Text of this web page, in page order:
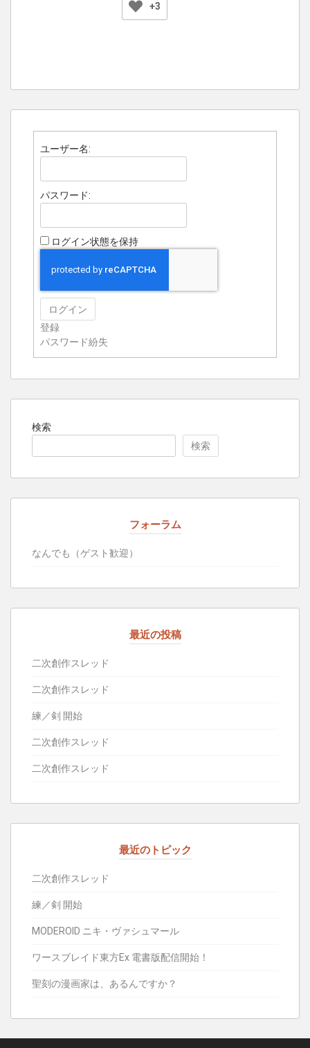
+3
ユーザー名:
パスワード:
ログイン状態を保持
ログイン
登録
パスワード紛失
検索
検索
フォーラム
なんでも（ゲスト歓迎）
最近の投稿
二次創作スレッド
二次創作スレッド
練／剣 開始
二次創作スレッド
二次創作スレッド
最近のトピック
二次創作スレッド
練／剣 開始
MODEROID ニキ・ヴァシュマール
ワースブレイド東方Ex 電書版配信開始！
聖刻の漫画家は、あるんですか？